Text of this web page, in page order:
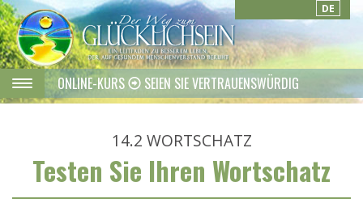
DE
ONLINE-KURS SEIEN SIE VERTRAUENSWÜRDIG
14.2 WORTSCHATZ
Testen Sie Ihren Wortschatz